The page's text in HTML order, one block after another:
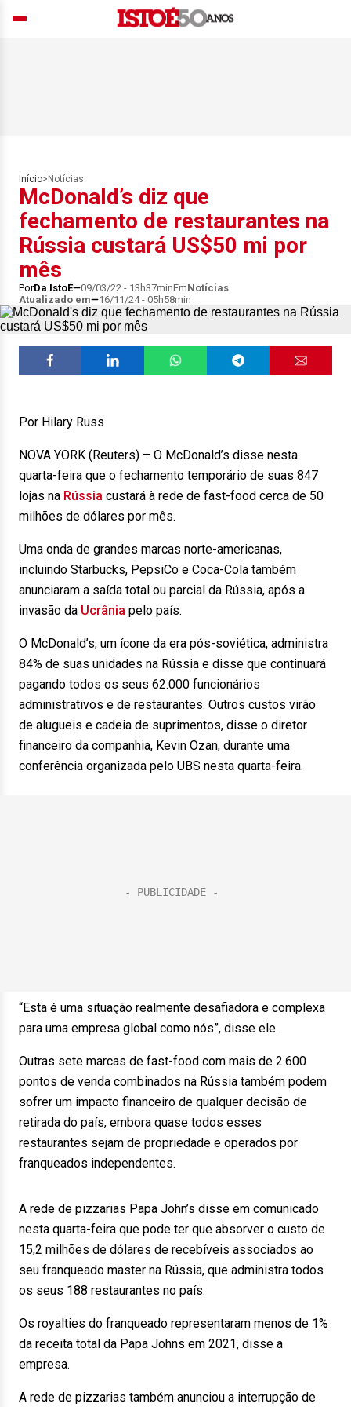
Início> Notícias
McDonald’s diz que
fechamento de restaurantes na
Rússia custará US$50 mi por
mês
PorDa IstoÉ 09/03/22 - 13h37minEmNotícias
Atualizado em
16/11/24 - 05h58min
Por Hilary Russ
NOVA YORK (Reuters) – O McDonald’s disse nesta
quarta-feira que o fechamento temporário de suas 847
lojas na Rússia custará à rede de fast-food cerca de 50
milhões de dólares por mês.
Uma onda de grandes marcas norte-americanas,
incluindo Starbucks, PepsiCo e Coca-Cola também
anunciaram a saída total ou parcial da Rússia, após a
invasão da Ucrânia pelo país.
O McDonald’s, um ícone da era pós-soviética, administra
84% de suas unidades na Rússia e disse que continuará
pagando todos os seus 62.000 funcionários
administrativos e de restaurantes. Outros custos virão
de alugueis e cadeia de suprimentos, disse o diretor
financeiro da companhia, Kevin Ozan, durante uma
conferência organizada pelo UBS nesta quarta-feira.
“Esta é uma situação realmente desafiadora e complexa
para uma empresa global como nós”, disse ele.
Outras sete marcas de fast-food com mais de 2.600
pontos de venda combinados na Rússia também podem
sofrer um impacto financeiro de qualquer decisão de
retirada do país, embora quase todos esses
restaurantes sejam de propriedade e operados por
franqueados independentes.
A rede de pizzarias Papa John’s disse em comunicado
nesta quarta-feira que pode ter que absorver o custo de
15,2 milhões de dólares de recebíveis associados ao
seu franqueado master na Rússia, que administra todos
os seus 188 restaurantes no país.
Os royalties do franqueado representaram menos de 1%
da receita total da Papa Johns em 2021, disse a
empresa.
A rede de pizzarias também anunciou a interrupção de